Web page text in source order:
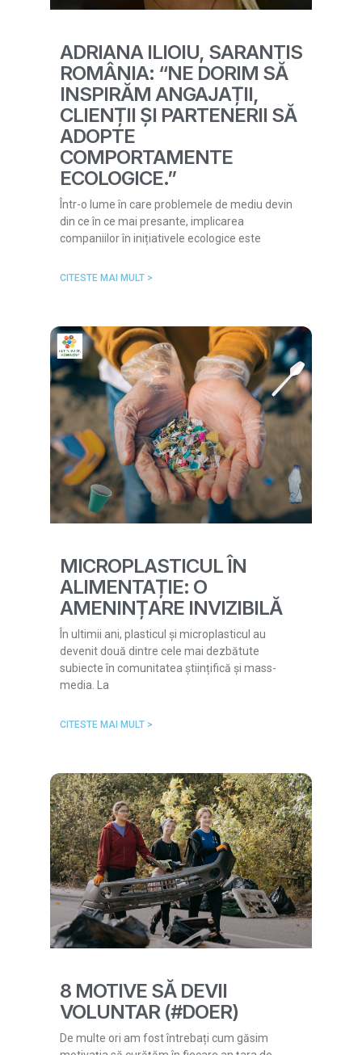
ADRIANA ILIOIU, SARANTIS
ROMÂNIA: “NE DORIM SĂ
INSPIRĂM ANGAJAȚII,
CLIENȚII ȘI PARTENERII SĂ
ADOPTE
COMPORTAMENTE
ECOLOGICE.”
Într-o lume în care problemele de mediu devin
din ce în ce mai presante, implicarea
companiilor în inițiativele ecologice este
CITESTE MAI MULT >
MICROPLASTICUL ÎN
ALIMENTAȚIE: O
AMENINȚARE INVIZIBILĂ
În ultimii ani, plasticul și microplasticul au
devenit două dintre cele mai dezbătute
subiecte în comunitatea științifică și mass-
media. La
CITESTE MAI MULT >
8 MOTIVE SĂ DEVII
VOLUNTAR (#DOER)
De multe ori am fost întrebați cum găsim